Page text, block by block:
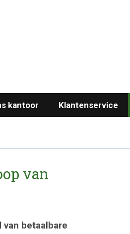
kantoor Klantenservice
van
betaalbare